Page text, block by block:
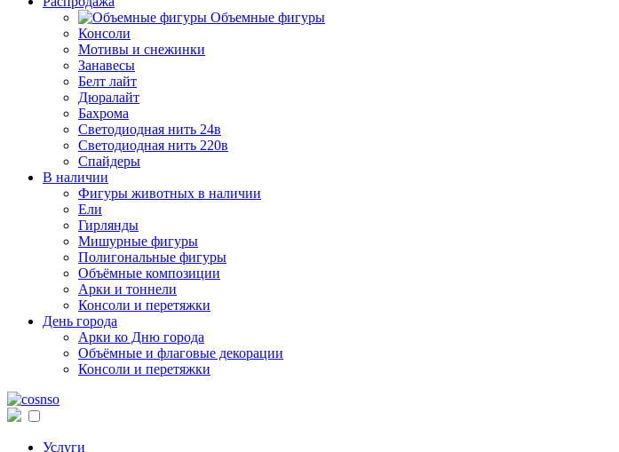
Объемные фигуры
Консоли
Мотивы и снежинки
Занавесы
Белт лайт
Дюралайт
Бахрома
Светодиодная нить 24в
Светодиодная нить 220в
Спайдеры
В наличии
Фигуры животных в наличии
Ели
Гирлянды
Мишурные фигуры
Полигональные фигуры
Объёмные композиции
Арки и тоннели
Консоли и перетяжки
День города
Арки ко Дню города
Объёмные и флаговые декорации
Консоли и перетяжки
Услуги